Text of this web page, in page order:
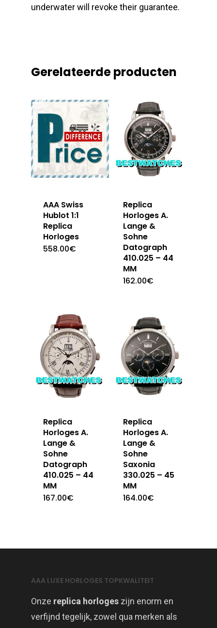
underwater will revoke their guarantee.
Gerelateerde producten
AAA Swiss
Hublot 1:1
Replica
Horloges
558.00€
Replica
Horloges A.
Lange &
Sohne
Datograph
410.025 – 44
MM
162.00€
Replica
Horloges A.
Lange &
Sohne
Datograph
410.025 – 44
MM
167.00€
Replica
Horloges A.
Lange &
Sohne
Saxonia
330.025 – 45
MM
164.00€
AAA LUXE HORLOGES TOPKWALITEIT
Onze replica horloges zijn enorm en
verfijnd tegelijk, zowel qua merken als